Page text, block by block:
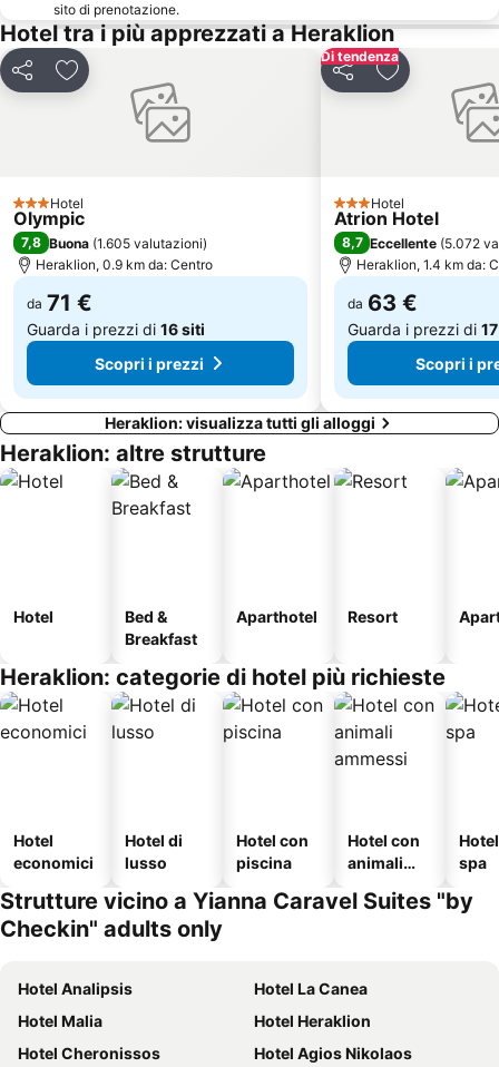
Vengera
San Giorgio
Phaistos
Skaleta Beach
Aquapark Bravo
Historical museum of Crete
Anogia
sito di prenotazione.
Hotel tra i più apprezzati a Heraklion
CondividiAggiungi ai preferiti
3 StelleHotel
Olympic
7,8 Buona (1.605 valutazioni)
Heraklion, 0.9 km da: Centro
da 71 €
Guarda i prezzi di 16 siti
Scopri i prezzi
Di tendenza
CondividiAggiungi ai
3 StelleHotel
Atrion Hotel
8,7 Eccellente (5.072
Heraklion, 1.4 km da:
da 63 €
Guarda i prezzi di
Scopri i
Heraklion: visualizza tutti gli alloggi
Heraklion: altre strutture
Hotel
Bed &
Breakfast
Aparthotel Resort
Heraklion: categorie di hotel più richieste
Hotel
economici
Hotel di
lusso
Hotel con
piscina
Hotel con
animali
spa
Strutture vicino a Yianna Caravel Suites "by
Checkin" adults only
Hotel Analipsis
Hotel La Canea
Hotel Malia
Hotel Heraklion
Hotel Cheronissos
Hotel Agios Nikolaos